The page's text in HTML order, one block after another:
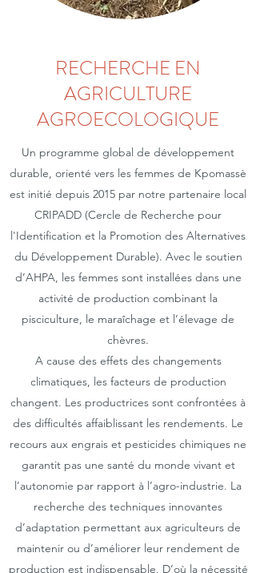
RECHERCHE EN
AGRICULTURE
AGROECOLOGIQUE
Un programme global de développement
durable, orienté vers les femmes de Kpomassè
est initié depuis 2015 par notre partenaire local
CRIPADD (Cercle de Recherche pour
l'Identification et la Promotion des Alternatives
du Développement Durable). Avec le soutien
d’AHPA, les femmes sont installées dans une
activité de production combinant la
pisciculture, le maraîchage et l’élevage de
chèvres.
A cause des effets des changements
climatiques, les facteurs de production
changent. Les productrices sont confrontées à
des difficultés affaiblissant les rendements. Le
recours aux engrais et pesticides chimiques ne
garantit pas une santé du monde vivant et
l’autonomie par rapport à l’agro-industrie. La
recherche des techniques innovantes
d’adaptation permettant aux agriculteurs de
maintenir ou d’améliorer leur rendement de
production est indispensable. D’où la nécessité